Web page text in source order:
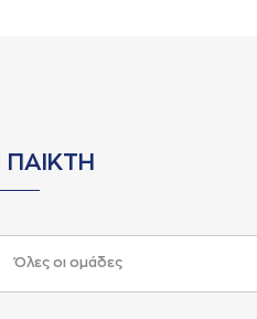
ΠΑΙΚΤΗ
Όλες οι ομάδες